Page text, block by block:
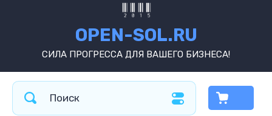
OPEN-SOL.RU
СИЛА ПРОГРЕССА ДЛЯ ВАШЕГО БИЗНЕСА!